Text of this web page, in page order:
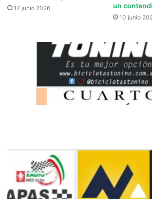
17 junio 2026
un
10 junio